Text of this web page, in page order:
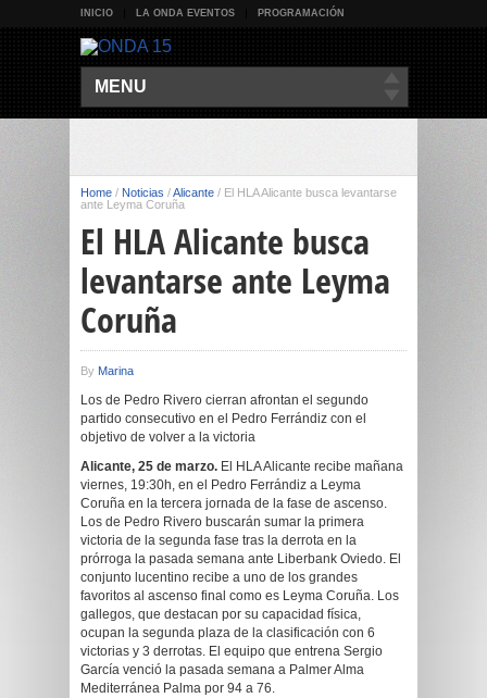
INICIO LA ONDA EVENTOS PROGRAMACIÓN
MENU
Home / Noticias /Alicante / El HLA Alicante busca levantarse
ante Leyma Coruña
El HLA Alicante busca
levantarse ante Leyma
Coruña
By Marina
Los de Pedro Rivero cierran afrontan el segundo
partido consecutivo en el Pedro Ferrándiz con el
objetivo de volver a la victoria
Alicante, 25 de marzo. El HLA Alicante recibe mañana
viernes, 19:30h, en el Pedro Ferrándiz a Leyma
Coruña en la tercera jornada de la fase de ascenso.
Los de Pedro Rivero buscarán sumar la primera
victoria de la segunda fase tras la derrota en la
prórroga la pasada semana ante Liberbank Oviedo. El
conjunto lucentino recibe a uno de los grandes
favoritos al ascenso final como es Leyma Coruña. Los
gallegos, que destacan por su capacidad física,
ocupan la segunda plaza de la clasificación con 6
victorias y 3 derrotas. El equipo que entrena Sergio
García venció la pasada semana a Palmer Alma
Mediterránea Palma por 94 a 76.